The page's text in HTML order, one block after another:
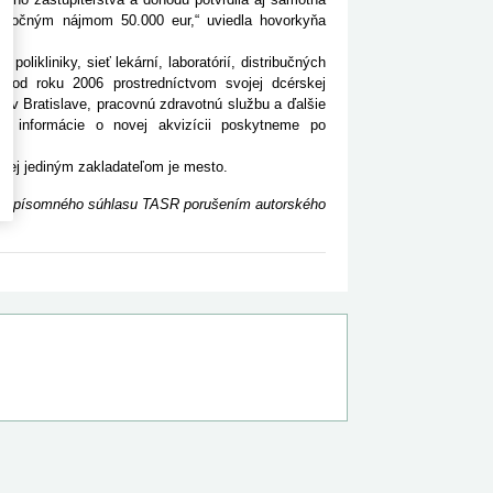
nájmom 50.000 eur,“ uviedla hovorkyňa
sieť lekární, laboratórií, distribučných
od roku 2006 prostredníctvom svojej dcérskej
v Bratislave, pracovnú zdravotnú službu a ďalšie
informácie o novej akvizícii poskytneme po
jediným zakladateľom je mesto.
písomného súhlasu TASR porušením autorského